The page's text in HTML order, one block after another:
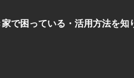
家で困っている・活用方法を知